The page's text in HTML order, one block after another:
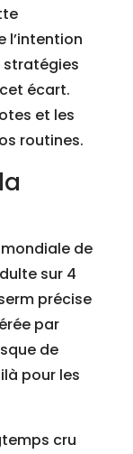
l’intention
stratégies
écart.
et les
routines.
mondiale de
sur 4
précise
par
de
pour les
cru